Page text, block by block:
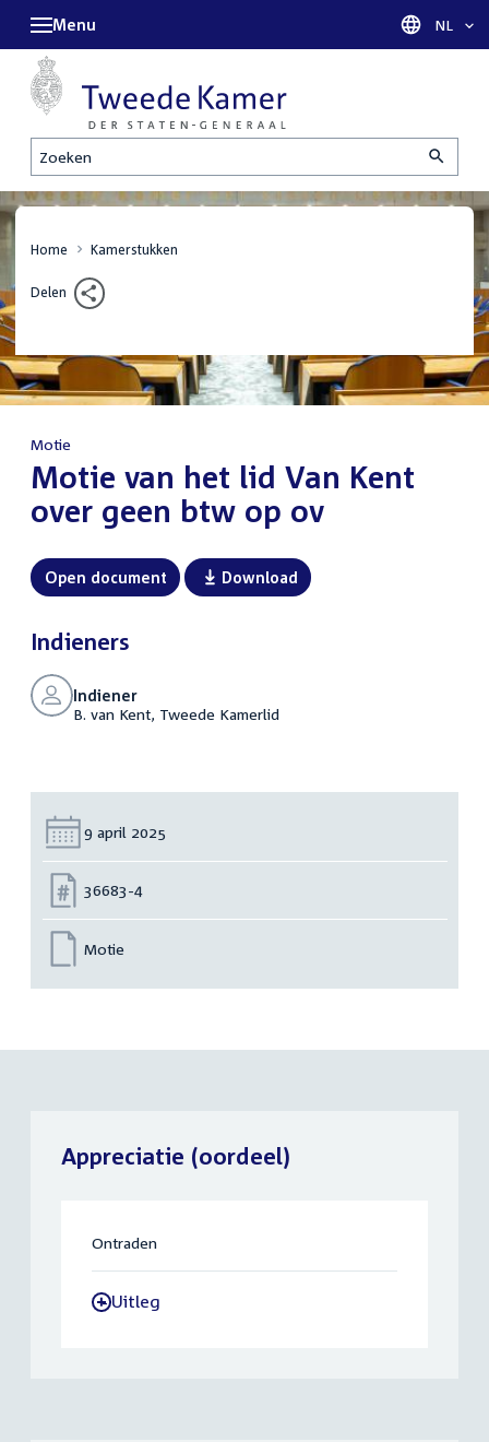
Zoeken
Menu Taal
NL
Home Kamerstukken
Delen
Motie
:Motie van het lid Van Kent
over geen btw op ov
Open document Download
Indieners
Indiener
B. van Kent, Tweede Kamerlid
Datum:
9 april 2025
Nummer:
36683-4
Motie
Appreciatie (oordeel)
Ontraden
-Uitleg